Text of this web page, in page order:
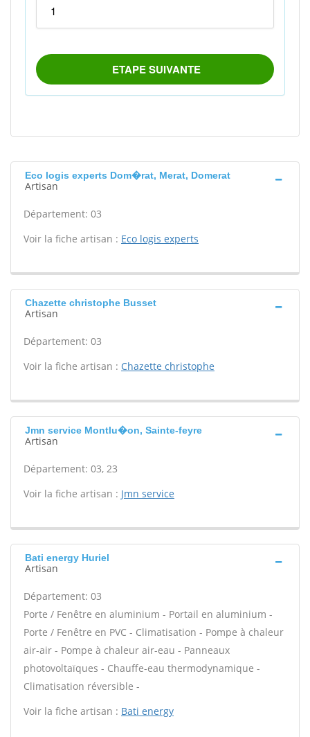
Eco logis experts Dom�rat, Merat, Domerat
Artisan
Département: 03
Voir la fiche artisan : Eco logis experts
Chazette christophe Busset
Artisan
Département: 03
Voir la fiche artisan : Chazette christophe
Jmn service Montlu�on, Sainte-feyre
Artisan
Département: 03, 23
Voir la fiche artisan : Jmn service
Bati energy Huriel
Artisan
Département: 03
Porte / Fenêtre en aluminium - Portail en aluminium -
Porte / Fenêtre en PVC - Climatisation - Pompe à chaleur
air-air - Pompe à chaleur air-eau - Panneaux
photovoltaïques - Chauffe-eau thermodynamique -
Climatisation réversible -
Voir la fiche artisan : Bati energy